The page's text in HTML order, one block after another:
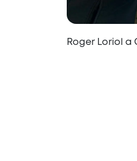
Roger Loriol a